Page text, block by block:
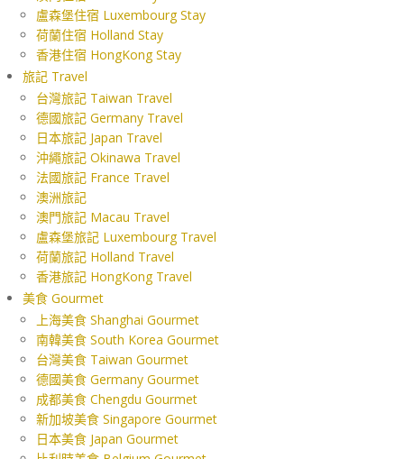
盧森堡住宿 Luxembourg Stay
荷蘭住宿 Holland Stay
香港住宿 HongKong Stay
旅記 Travel
台灣旅記 Taiwan Travel
德國旅記 Germany Travel
日本旅記 Japan Travel
沖繩旅記 Okinawa Travel
法國旅記 France Travel
澳洲旅記
澳門旅記 Macau Travel
盧森堡旅記 Luxembourg Travel
荷蘭旅記 Holland Travel
香港旅記 HongKong Travel
美食 Gourmet
上海美食 Shanghai Gourmet
南韓美食 South Korea Gourmet
台灣美食 Taiwan Gourmet
德國美食 Germany Gourmet
成都美食 Chengdu Gourmet
新加坡美食 Singapore Gourmet
日本美食 Japan Gourmet